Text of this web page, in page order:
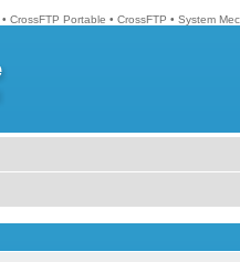
• CrossFTP Portable • CrossFTP • System